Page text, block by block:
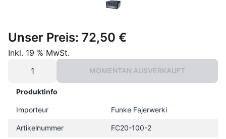
Unser Preis: 72,50 €
Inkl. 19 % MwSt.
MOMENTAN AUSVERKAUFT
Produktinfo
Importeur Funke Fajerwerki
Artikelnummer FC20-100-2